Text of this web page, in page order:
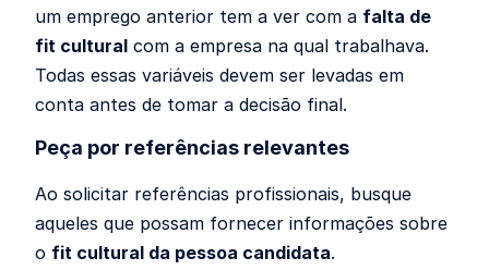
um emprego anterior tem a ver com a falta de
fit cultural com a empresa na qual trabalhava.
Todas essas variáveis devem ser levadas em
conta antes de tomar a decisão final.
Peça por referências relevantes
Ao solicitar referências profissionais, busque
aqueles que possam fornecer informações sobre
o fit cultural da pessoa candidata.